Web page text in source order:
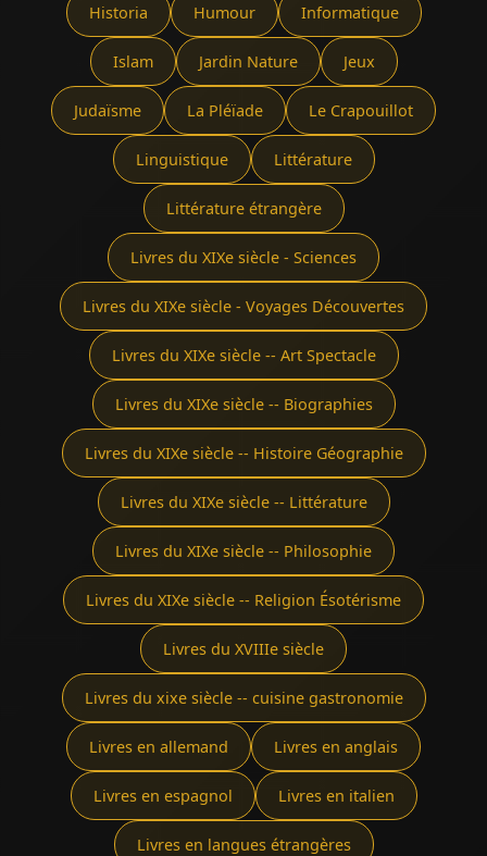
Historia Humour Informatique
Islam Jardin Nature Jeux
Judaïsme La Pléïade Le Crapouillot
Linguistique Littérature
Littérature étrangère
Livres du XIXe siècle - Sciences
Livres du XIXe siècle - Voyages Découvertes
Livres du XIXe siècle -- Art Spectacle
Livres du XIXe siècle -- Biographies
Livres du XIXe siècle -- Histoire Géographie
Livres du XIXe siècle -- Littérature
Livres du XIXe siècle -- Philosophie
Livres du XIXe siècle -- Religion Ésotérisme
Livres du XVIIIe siècle
Livres du xixe siècle -- cuisine gastronomie
Livres en allemand Livres en anglais
Livres en espagnol Livres en italien
Livres en langues étrangères